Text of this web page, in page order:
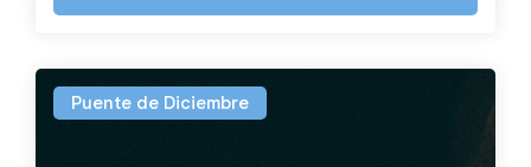
Puente de Diciembre